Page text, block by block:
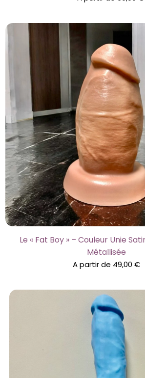
Le « Fat Boy » – Couleur Unie
Métallisée
A partir de 49,00 €